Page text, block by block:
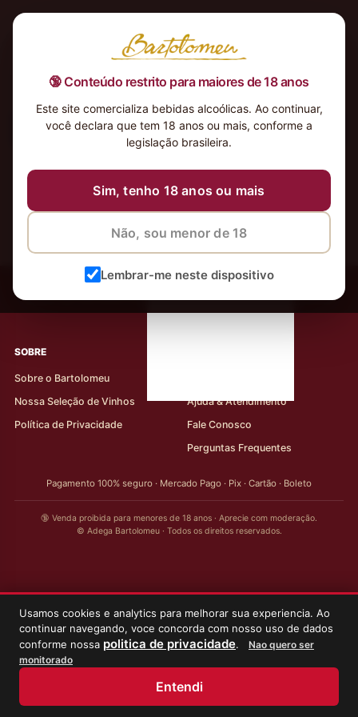
🔞 Conteúdo restrito para maiores de 18 anos
Este site comercializa bebidas alcoólicas. Ao continuar,
você declara que tem 18 anos ou mais, conforme a
legislação brasileira.
Sim, tenho 18 anos ou mais
Não, sou menor de 18
Lembrar-me neste dispositivo
Nenhum produto foi encontrado para a sua seleção.
Usamos cookies e analytics para melhorar sua experiencia. Ao
continuar navegando, voce concorda com nosso uso de dados
conforme nossa politica de privacidade.
Nao quero ser
monitorado
Entendi
‹ Meus Vinhos
Mais de 80.000 clientes apaixonados por nossos
rótulos
SOBRE
Sobre o Bartolomeu
Nossa Seleção de Vinhos
Política de Privacidade
Ajuda & Atendimento
Fale Conosco
Perguntas Frequentes
Pagamento 100% seguro · Mercado Pago · Pix · Cartão · Boleto
🔞 Venda proibida para menores de 18 anos · Aprecie com moderação.
© Adega Bartolomeu · Todos os direitos reservados.